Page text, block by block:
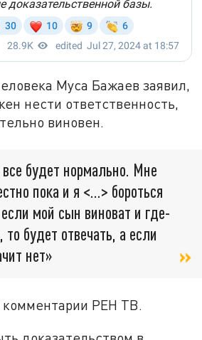
Муса Бажаев заявил,
нести ответственность,
виновен.
будет нормально. Мне
пока и я <...> бороться
мой сын виноват и где-
будет отвечать, а если
нет»
комментарии РЕН ТВ.